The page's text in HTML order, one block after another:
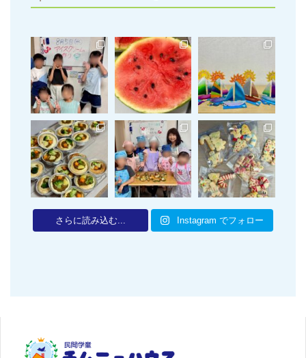
さらに読み込む... Instagram でフォロー